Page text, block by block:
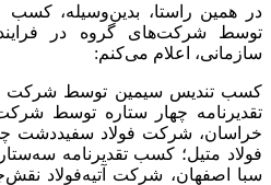
در همین راستا، بدین‌وسیله، کسب
توسط شرکت‌های گروه در فرایند
سازمانی، اعلام می‌کنم:
کسب تندیس سیمین توسط شرکت
تقدیرنامه چهار ستاره توسط
خراسان، شرکت فولاد سفیددشت
فولاد متیل؛ کسب تقدیرنامه
سبا اصفهان، شرکت آتیه‌فولاد